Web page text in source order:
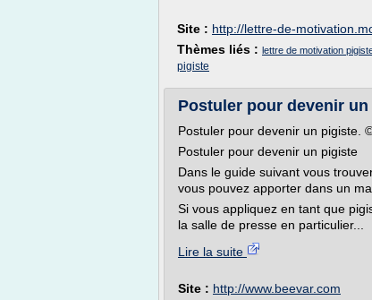
Site : http://lettre-de-
Thèmes liés : lettre de motivation
pigiste
Postuler pour devenir
Postuler pour devenir un pigiste.
Postuler pour devenir un pigiste
Dans le guide suivant vous
vous pouvez apporter dans un
Si vous appliquez en tant que
la salle de presse en particulier...
Lire la suite
Site : http://www.beevar.com